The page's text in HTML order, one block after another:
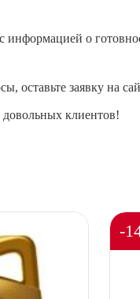
информацией о
оставьте заявку на
клиентов!
-